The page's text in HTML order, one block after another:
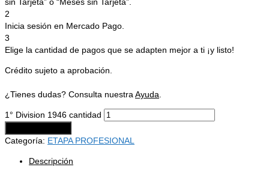
2
Inicia sesión en Mercado Pago.
3
Elige la cantidad de pagos que se adapten mejor a ti ¡y listo!
Crédito sujeto a aprobación.
¿Tienes dudas? Consulta nuestra Ayuda
1° Division 1946 cantidad
Categoría: ETAPA PROFESIONAL
Descripción